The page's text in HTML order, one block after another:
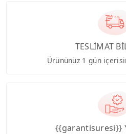
TESLİMAT
Ürününüz 1 gün
{{garantisuresi}}